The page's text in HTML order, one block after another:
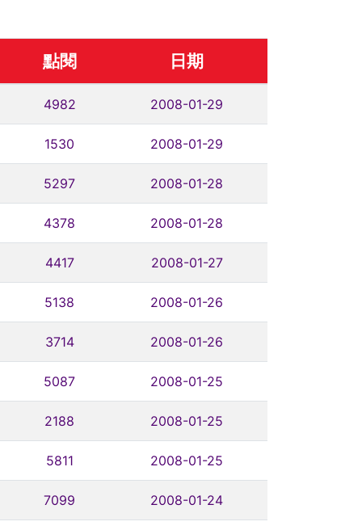
點閱 日期
4982 2008-01-29
1530 2008-01-29
5297 2008-01-28
4378 2008-01-28
4417 2008-01-27
5138 2008-01-26
3714 2008-01-26
5087 2008-01-25
2188 2008-01-25
5811 2008-01-25
7099 2008-01-24